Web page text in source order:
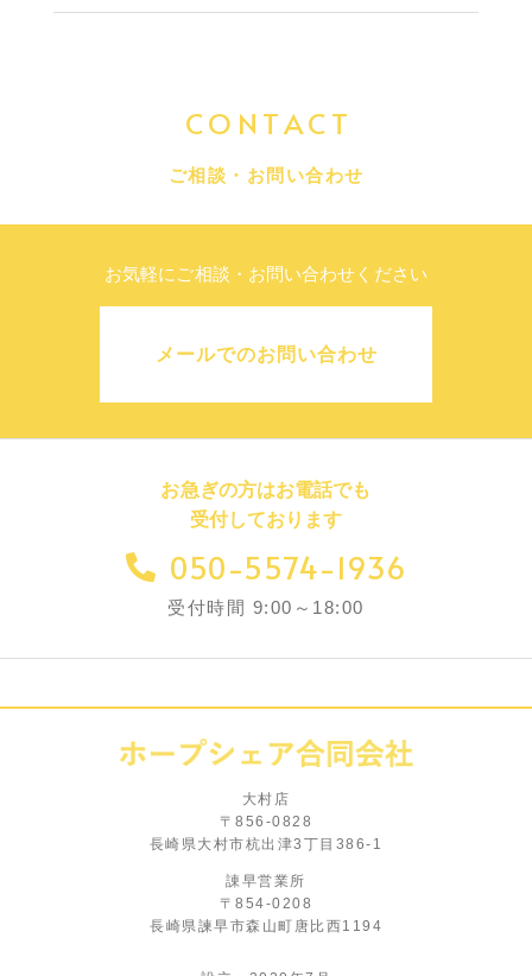
CONTACT
ご相談・お問い合わせ
お気軽にご相談・お問い合わせください
メールでのお問い合わせ
お急ぎの方はお電話でも
受付しております
050-5574-1936
受付時間 9:00～18:00
大村店
〒856-0828
長崎県大村市杭出津3丁目386-1
諌早営業所
〒854-0208
長崎県諫早市森山町唐比西1194